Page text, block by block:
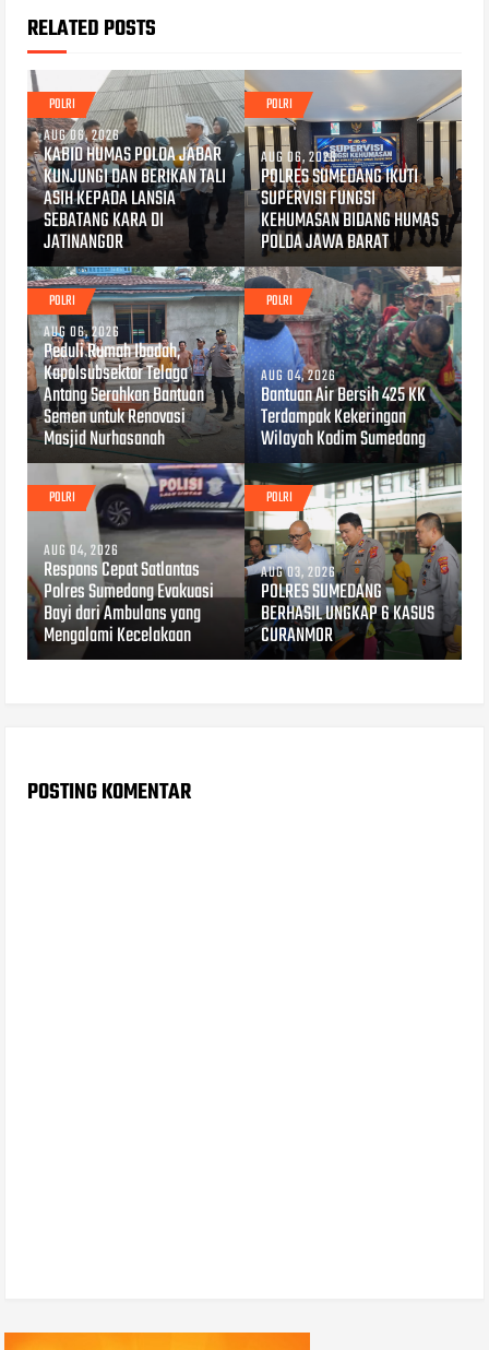
RELATED POSTS
POLRI
AUG 06, 2026
KABID HUMAS POLDA JABAR
KUNJUNGI DAN BERIKAN TALI
ASIH KEPADA LANSIA
SEBATANG KARA DI
JATINANGOR
POLRI
AUG 06, 2026
POLRES SUMEDANG IKUTI
SUPERVISI FUNGSI
KEHUMASAN BIDANG HUMAS
POLDA JAWA BARAT
POLRI
AUG 06, 2026
Peduli Rumah Ibadah,
Kapolsubsektor Telaga
Antang Serahkan Bantuan
Semen untuk Renovasi
Masjid Nurhasanah
POLRI
AUG 04, 2026
Bantuan Air Bersih 425 KK
Terdampak Kekeringan
Wilayah Kodim Sumedang
POLRI
AUG 04, 2026
Respons Cepat Satlantas
Polres Sumedang Evakuasi
Bayi dari Ambulans yang
Mengalami Kecelakaan
POLRI
AUG 03, 2026
POLRES SUMEDANG
BERHASIL UNGKAP 6 KASUS
CURANMOR
POSTING KOMENTAR